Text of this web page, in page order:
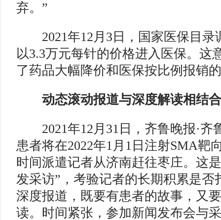
弃。”
2021年12月3日，国家医保目录
以3.3万元每针的价格进入医保。这
了药品大幅降价和医保按比例报销
动态滚动报道与深度解读相结合
2021年12月31日，齐鲁晚报·齐
患者将在2022年1月1日注射SMA靶
时间派遣记者从济南赶往枣庄。这
发采访”，考验记者的长期积累是否
深度报道，既要有患者的故事，又
读。时间紧张，参加新闻发布会与